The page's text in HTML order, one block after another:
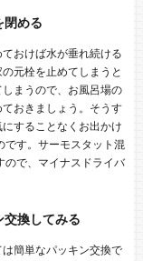
閉める
おけば水が垂れ続ける
元栓を止めてしまうと
まうので、お風呂場の
おきましょう。そうす
することなくお出かけ
です。サーモスタット混
ので、マイナスドライバ
交換してみる
簡単なパッキン交換で